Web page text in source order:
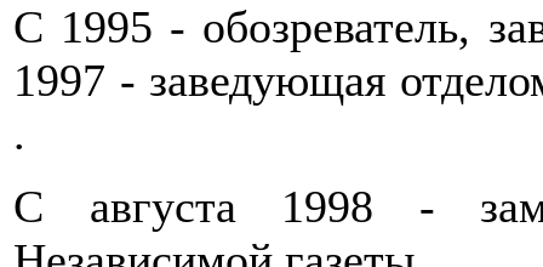
С 1995 - обозреватель,
1997 - заведующая
.
С августа 1998 -